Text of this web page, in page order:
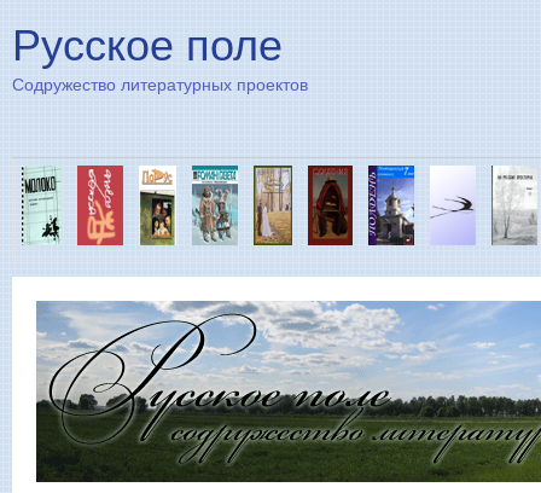
Русское поле
Содружество литературных проектов